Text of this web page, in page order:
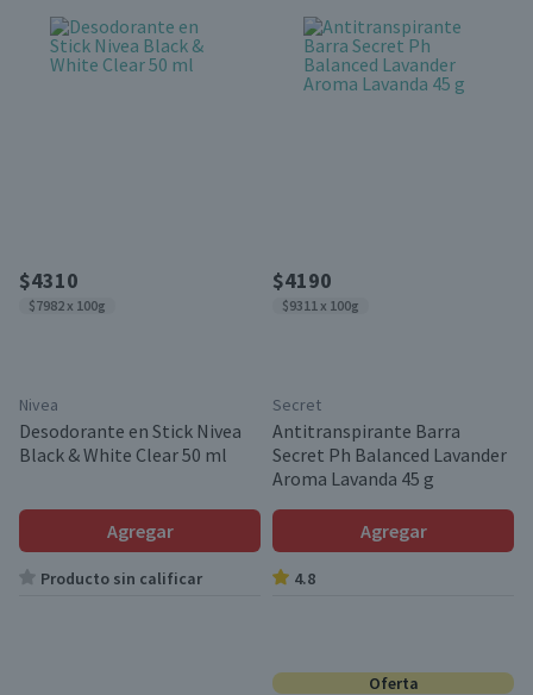
$4310
$7982 x 100g
Nivea
Desodorante en Stick Nivea
Black & White Clear 50 ml
Agregar
Producto sin calificar
$4190
$9311 x 100g
Secret
Antitranspirante Barra
Secret Ph Balanced Lavander
Aroma Lavanda 45 g
Agregar
4.8
Oferta